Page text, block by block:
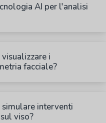
AI per l'analisi
i
facciale?
simulare interventi
viso?